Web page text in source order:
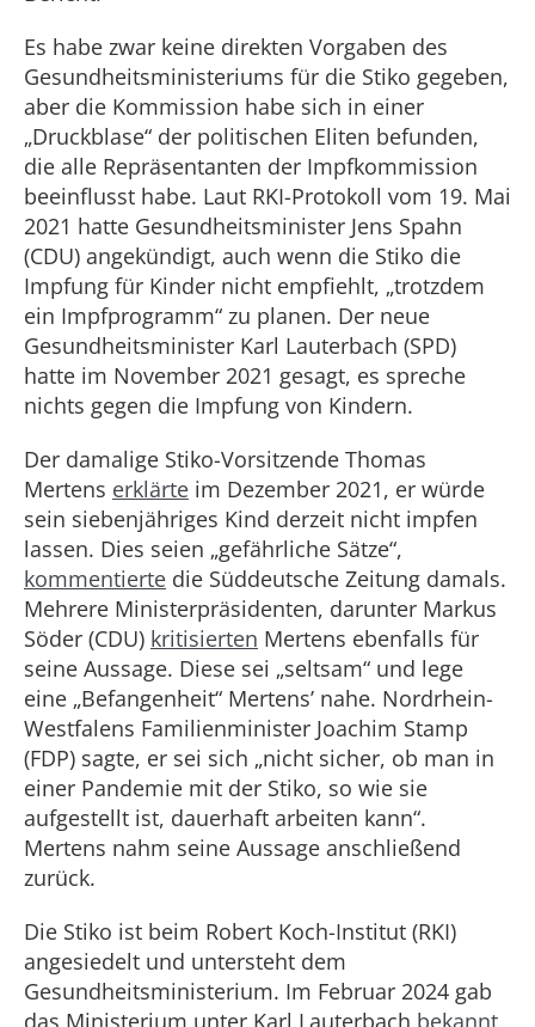
Es habe zwar keine direkten Vorgaben des
Gesundheitsministeriums für die Stiko gegeben,
aber die Kommission habe sich in einer
„Druckblase“ der politischen Eliten befunden,
die alle Repräsentanten der Impfkommission
beeinflusst habe. Laut RKI-Protokoll vom 19. Mai
2021 hatte Gesundheitsminister Jens Spahn
(CDU) angekündigt, auch wenn die Stiko die
Impfung für Kinder nicht empfiehlt, „trotzdem
ein Impfprogramm“ zu planen. Der neue
Gesundheitsminister Karl Lauterbach (SPD)
hatte im November 2021 gesagt, es spreche
nichts gegen die Impfung von Kindern.
Der damalige Stiko-Vorsitzende Thomas
Mertens erklärte im Dezember 2021, er würde
sein siebenjähriges Kind derzeit nicht impfen
lassen. Dies seien „gefährliche Sätze“,
kommentierte die Süddeutsche Zeitung damals.
Mehrere Ministerpräsidenten, darunter Markus
Söder (CDU) kritisierten Mertens ebenfalls für
seine Aussage. Diese sei „seltsam“ und lege
eine „Befangenheit“ Mertens’ nahe. Nordrhein-
Westfalens Familienminister Joachim Stamp
(FDP) sagte, er sei sich „nicht sicher, ob man in
einer Pandemie mit der Stiko, so wie sie
aufgestellt ist, dauerhaft arbeiten kann“.
Mertens nahm seine Aussage anschließend
zurück.
Die Stiko ist beim Robert Koch-Institut (RKI)
angesiedelt und untersteht dem
Gesundheitsministerium. Im Februar 2024 gab
das Ministerium unter Karl Lauterbach bekannt,